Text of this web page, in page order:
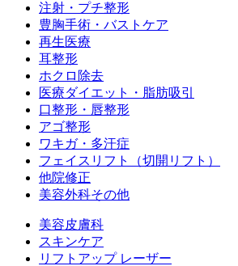
注射・プチ整形
豊胸手術・バストケア
再生医療
耳整形
ホクロ除去
医療ダイエット・脂肪吸引
口整形・唇整形
アゴ整形
ワキガ・多汗症
フェイスリフト（切開リフト）
他院修正
美容外科その他
美容皮膚科
スキンケア
リフトアップ レーザー